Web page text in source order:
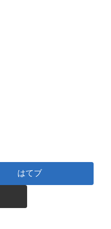
はてブ